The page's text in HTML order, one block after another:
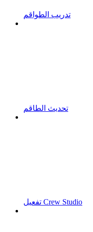
تدريب الطواقم
تحديث الطاقم
تفعيل Crew Studio